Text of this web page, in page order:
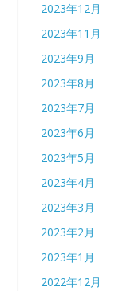
2023年12月
2023年11月
2023年9月
2023年8月
2023年7月
2023年6月
2023年5月
2023年4月
2023年3月
2023年2月
2023年1月
2022年12月